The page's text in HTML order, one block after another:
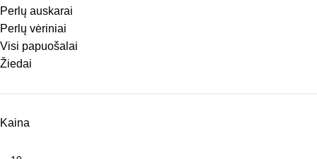
Perlų auskarai
Perlų vėriniai
Visi papuošalai
Žiedai
Kaina